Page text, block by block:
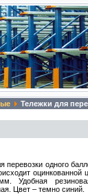
Тележки для
перевозки одного
Удобная
Цвет – темно синий.